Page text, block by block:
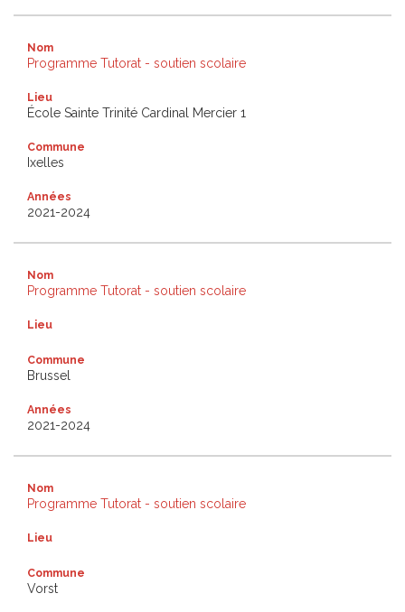
Nom
Programme Tutorat - soutien scolaire
Lieu
École Sainte Trinité Cardinal Mercier 1
Commune
Ixelles
Années
2021-2024
Nom
Programme Tutorat - soutien scolaire
Lieu
Commune
Brussel
Années
2021-2024
Nom
Programme Tutorat - soutien scolaire
Lieu
Commune
Vorst